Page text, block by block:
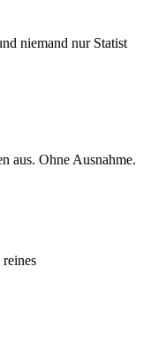
niemand nur Statist
aus. Ohne Ausnahme.